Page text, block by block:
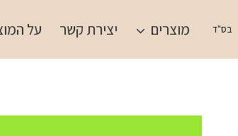
toבס"ד מוצרים יצירת קשר על